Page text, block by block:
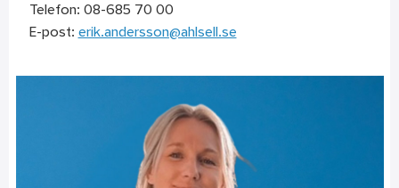
Telefon: 08-685 70 00
E-post: erik.andersson@ahlsell.se